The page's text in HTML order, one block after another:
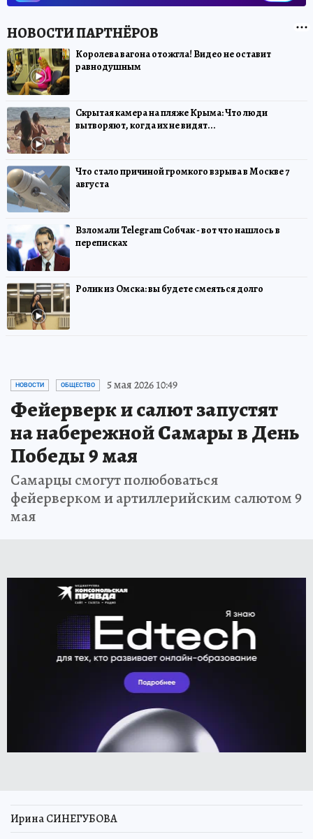
Королева вагона отожгла! Видео не оставит
равнодушным
Скрытая камера на пляже Крыма: Что люди
вытворяют, когда их не видят...
Что стало причиной громкого взрыва в Москве 7
августа
Взломали Telegram Собчак - вот что нашлось в
переписках
Ролик из Омска: вы будете смеяться долго
НОВОСТИ ОБЩЕСТВО 5 мая 2026 10:49
Фейерверк и салют запустят
на набережной Самары в День
Победы 9 мая
Самарцы смогут полюбоваться
фейерверком и артиллерийским салютом 9
мая
Ирина СИНЕГУБОВА